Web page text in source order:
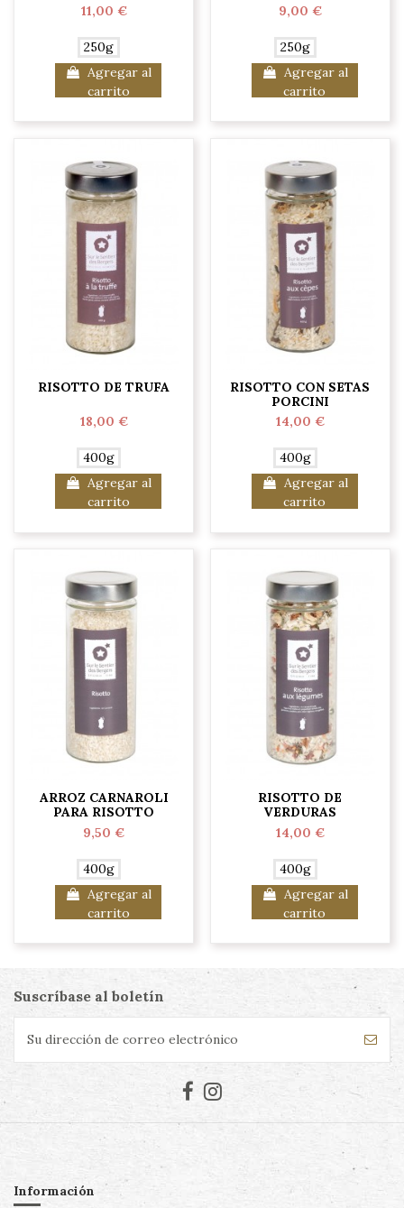
11,00 €
250g
Agregar al
carrito
9,00 €
250g
Agregar al
carrito
RISOTTO DE TRUFA
18,00 €
400g
Agregar al
carrito
RISOTTO CON SETAS
PORCINI
14,00 €
400g
Agregar al
carrito
ARROZ CARNAROLI
PARA RISOTTO
9,50 €
400g
Agregar al
carrito
RISOTTO DE
VERDURAS
14,00 €
400g
Agregar al
carrito
Suscríbase al boletín
Información